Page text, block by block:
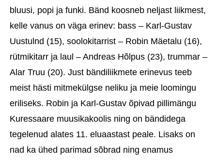
bluusi, popi ja funki. Bänd koosneb neljast liikmest,
kelle vanus on väga erinev: bass – Karl-Gustav
Uustulnd (15), soolokitarrist – Robin Mäetalu (16),
rütmikitarr ja laul – Andreas Hõlpus (23), trummar –
Alar Truu (20). Just bändiliikmete erinevus teeb
meist hästi mitmekülgse neliku ja meie loomingu
eriliseks. Robin ja Karl-Gustav õpivad pillimängu
Kuressaare muusikakoolis ning on bändidega
tegelenud alates 11. eluaastast peale. Lisaks on
nad ka ühed parimad sõbrad ning enamus